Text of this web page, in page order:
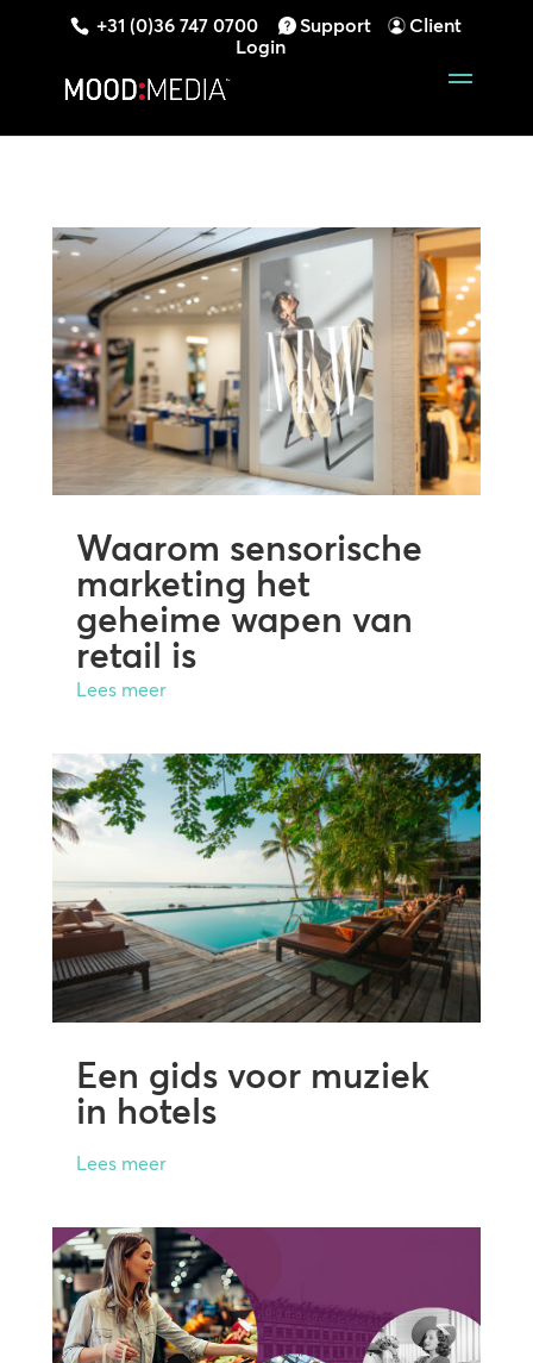
+31 (0)36 747 0700 Support
Client
Login
Waarom sensorische
marketing het
geheime wapen van
retail is
Lees meer
Een gids voor muziek
in hotels
Lees meer